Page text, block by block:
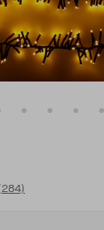
284)